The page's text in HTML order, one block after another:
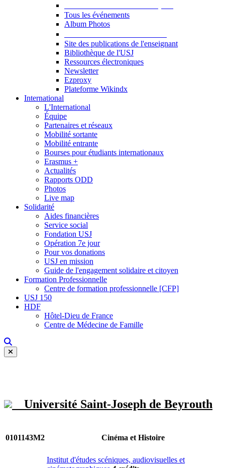
Tous les événements
Album Photos
Site des publications de l'enseignant
Bibliothèque de l'USJ
Ressources électroniques
Newsletter
Ezproxy
Plateforme Wikindx
International
L'International
Équipe
Partenaires et réseaux
Mobilité sortante
Mobilité entrante
Bourses pour étudiants internationaux
Erasmus +
Actualités
Rapports ODD
Photos
Live map
Solidarité
Aides financières
Service social
Fondation USJ
Opération 7e jour
Pour vos donations
USJ en mission
Guide de l'engagement solidaire et citoyen
Formation Professionnelle
Centre de formation professionnelle [CFP]
USJ 150
HDF
Hôtel-Dieu de France
Centre de Médecine de Famille
Université Saint-Joseph de Beyrouth
0101143M2 Cinéma et Histoire
Institut d'études scéniques, audiovisuelles et